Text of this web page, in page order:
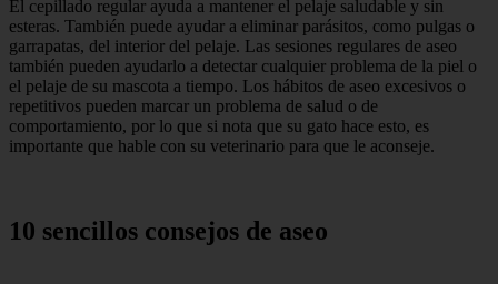
El cepillado regular ayuda a mantener el pelaje saludable y sin
esteras. También puede ayudar a eliminar parásitos, como pulgas o
garrapatas, del interior del pelaje. Las sesiones regulares de aseo
también pueden ayudarlo a detectar cualquier problema de la piel o
el pelaje de su mascota a tiempo. Los hábitos de aseo excesivos o
repetitivos pueden marcar un problema de salud o de
comportamiento, por lo que si nota que su gato hace esto, es
importante que hable con su veterinario para que le aconseje.
10 sencillos consejos de aseo